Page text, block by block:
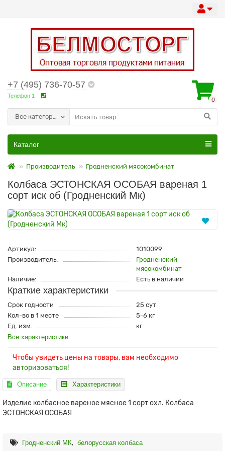
+7 (495) 736-70-57
Телефон 1
0
Все категории
Каталог
Производитель Гродненский мясокомбинат
Колбаса ЭСТОНСКАЯ ОСОБАЯ вареная 1
сорт иск об (Гродненский Мк)
Артикул:
1010099
Производитель:
Гродненский
мясокомбинат
Наличие:
Есть в наличии
Краткие характеристики
Срок годности
25 сут
Кол-во в 1 месте
5-6 кг
Ед. изм.
кг
Все характеристики
Чтобы увидеть цены на товары, вам необходимо
авторизоваться!
Описание Характеристики
Изделие колбасное вареное мясное 1 сорт охл. Колбаса
ЭСТОНСКАЯ ОСОБАЯ
Гродненский МК, белорусская колбаса